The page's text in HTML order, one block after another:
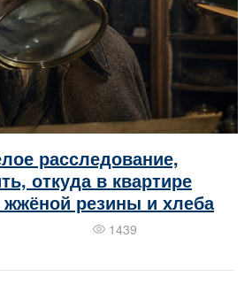
расследование,
откуда в квартире
жжёной резины и хлеба
1439